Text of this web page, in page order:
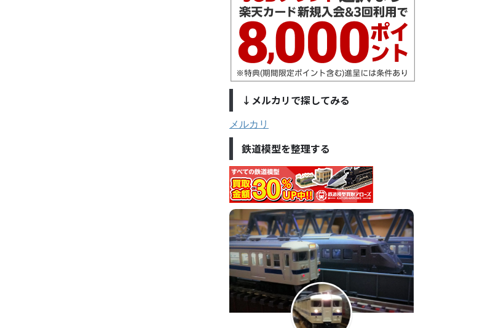
↓メルカリで探してみる
メルカリ
鉄道模型を整理する